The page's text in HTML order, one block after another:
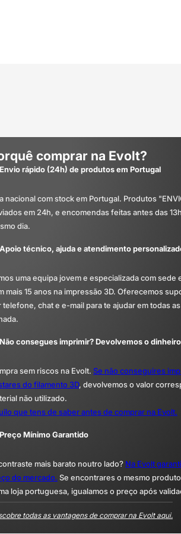
comprar na Evolt?
Envio rápido (24h) de produtos em Portugal
nacional com stock em Portugal. Produtos
em 24h, e encomendas feitas antes das
dia.
Apoio técnico, ajuda e atendimento
uma equipa jovem e especializada com sede
mais 15 anos na impressão 3D. Oferecemos
telefone, chat e e-mail para te ajudar em todas
Não consegues imprimir? Devolvemos o
sem riscos na Evolt. Se não conseguires
do filamento 3D, devolvemos o valor
não utilizado.
que tens de saber antes de comprar na Evolt.
Preço Mínimo Garantido
mais barato noutro lado? Na Evolt
do mercado. Se encontrares o mesmo
loja portuguesa, igualamos o preço após
todas as vantagens de comprar na Evolt aqui.